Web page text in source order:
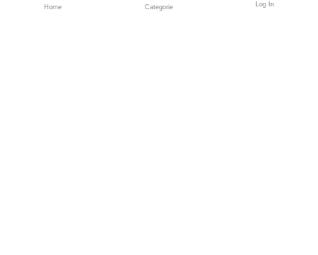
Home Categorie Log In